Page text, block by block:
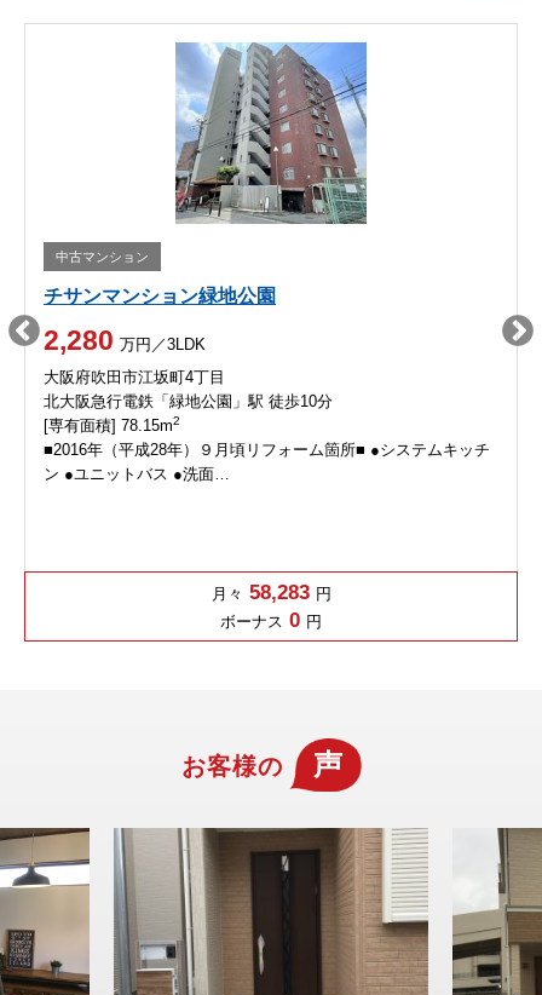
中古マンション
チサンマンション緑地公園
2,280 万円／3LDK
大阪府吹田市江坂町4丁目
北大阪急行電鉄「緑地公園」駅 徒歩10分
[専有面積] 78.15m2
■2016年（平成28年）９月頃リフォーム箇所■ ●システムキッチ
ン ●ユニットバス ●洗面…
月々 58,283 円
ボーナス 0 円
お客様の 声